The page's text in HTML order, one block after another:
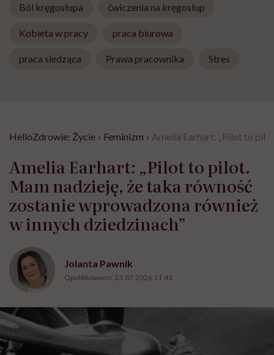
Ból kręgosłupa ćwiczenia na kręgosłup
Kobieta w pracy praca biurowa
praca siedząca Prawa pracownika Stres
HelloZdrowie: Życie › Feminizm › Amelia Earhart: „Pilot to
Amelia Earhart: „Pilot to pilot.
Mam nadzieję, że taka równość
zostanie wprowadzona również
w innych dziedzinach”
Jolanta Pawnik
Opublikowano: 23.07.2026 11:41